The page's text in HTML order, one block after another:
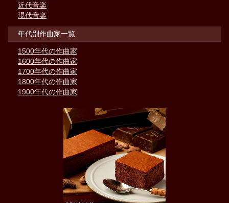
近代音楽
現代音楽
年代別作曲家一覧
1500年代の作曲家
1600年代の作曲家
1700年代の作曲家
1800年代の作曲家
1900年代の作曲家